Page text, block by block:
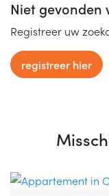
Niet gevonden
Registreer uw
registreer hier